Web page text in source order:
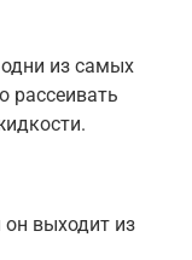
из самых
рассеивать
выходит из